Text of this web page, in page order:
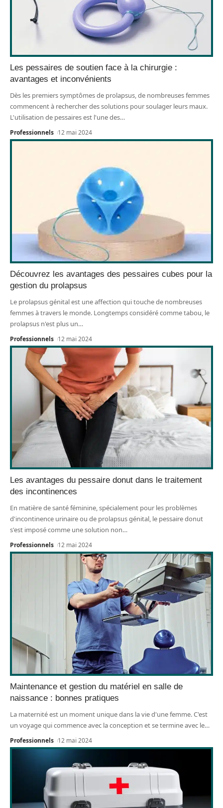
Les pessaires de soutien face à la chirurgie :
avantages et inconvénients
Dès les premiers symptômes de prolapsus, de nombreuses femmes
commencent à rechercher des solutions pour soulager leurs maux.
L'utilisation de pessaires est l'une des…
Professionnels 12 mai 2024
Découvrez les avantages des pessaires cubes pour la
gestion du prolapsus
Le prolapsus génital est une affection qui touche de nombreuses
femmes à travers le monde. Longtemps considéré comme tabou, le
prolapsus n'est plus un…
Professionnels 12 mai 2024
Les avantages du pessaire donut dans le traitement
des incontinences
En matière de santé féminine, spécialement pour les problèmes
d'incontinence urinaire ou de prolapsus génital, le pessaire donut
s'est imposé comme une solution non…
Professionnels 12 mai 2024
Maintenance et gestion du matériel en salle de
naissance : bonnes pratiques
La maternité est un moment unique dans la vie d'une femme. C'est
un voyage qui commence avec la conception et se termine avec le…
Professionnels 12 mai 2024